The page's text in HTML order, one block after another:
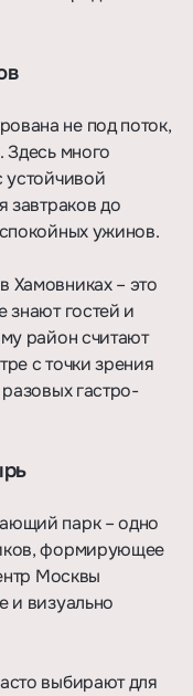
не под поток,
Здесь много
устойчивой
завтраков до
ужинов.
Хамовниках – это
знают гостей и
район считают
с точки зрения
гастро-
парк – одно
формирующее
Москвы
и визуально
выбирают для